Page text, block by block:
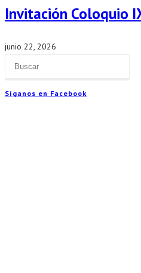
Invitación Coloquio
junio 22, 2026
Síganos en Facebook